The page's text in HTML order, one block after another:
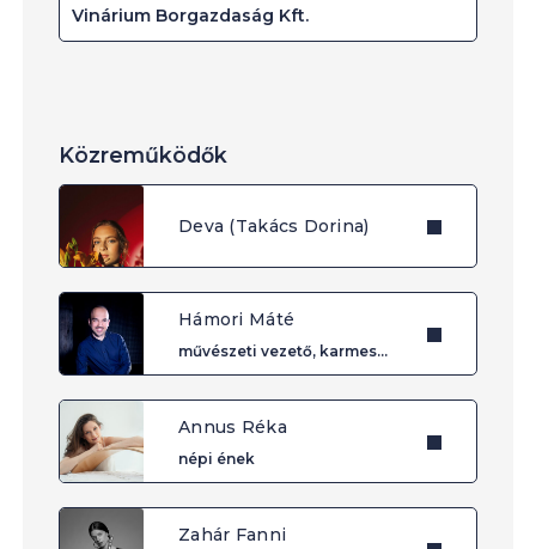
Vinárium Borgazdaság Kft.
Közreműködők
Deva (Takács Dorina)
Hámori Máté
művészeti vezető, karmester
Annus Réka
népi ének
Zahár Fanni